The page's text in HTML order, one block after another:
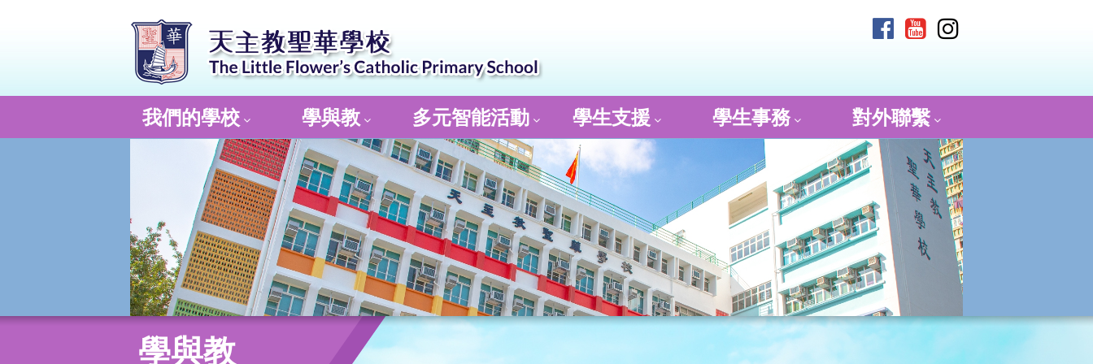
我們的學校 學與教 多元智能活動 學生支援 學生事務 對外聯繫
學與教